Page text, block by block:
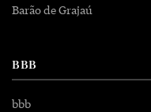
Barão de Grajaú
BBB
bbb